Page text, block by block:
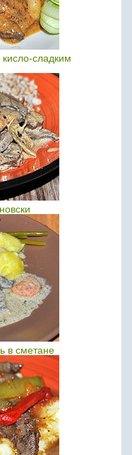
сладким
в сметане